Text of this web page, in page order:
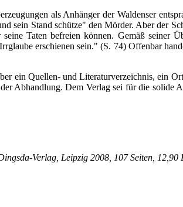
als Anhänger der Waldenser
sein Stand schütze" den Mörder. Aber der
Taten befreien können. Gemäß seiner
erschienen sein." (S. 74) Offenbar
ein Quellen- und Literaturverzeichnis, ein
Abhandlung. Dem Verlag sei für die solide
Verlag, Leipzig 2008, 107 Seiten,